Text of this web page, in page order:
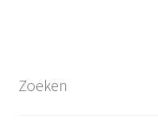
Zoeken